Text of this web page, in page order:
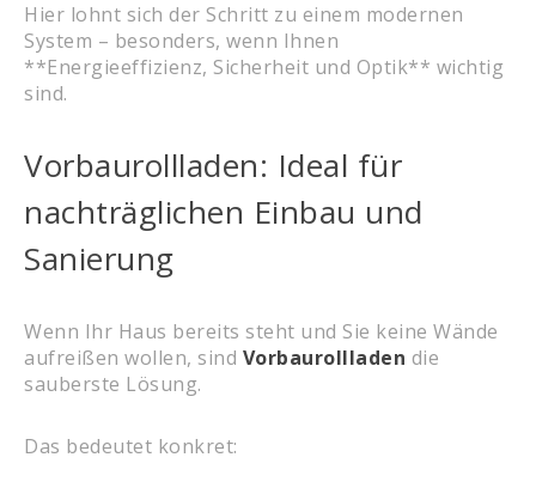
Hier lohnt sich der Schritt zu einem modernen
System – besonders, wenn Ihnen
**Energieeffizienz, Sicherheit und Optik** wichtig
sind.
Vorbaurollladen: Ideal für
nachträglichen Einbau und
Sanierung
Wenn Ihr Haus bereits steht und Sie keine Wände
aufreißen wollen, sind Vorbaurollladen die
sauberste Lösung.
Das bedeutet konkret: